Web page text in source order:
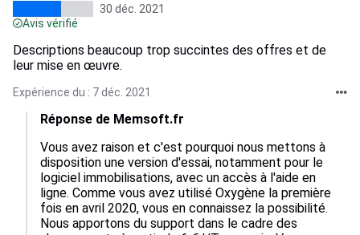
30 déc. 2021
Avis vérifié
Descriptions beaucoup trop succintes des offres et de
leur mise en œuvre.
Expérience du : 7 déc. 2021
Réponse de Memsoft.fr
Vous avez raison et c'est pourquoi nous mettons à
disposition une version d'essai, notamment pour le
logiciel immobilisations, avec un accès à l'aide en
ligne. Comme vous avez utilisé Oxygène la première
fois en avril 2020, vous en connaissez la possibilité.
Nous apportons du support dans le cadre des